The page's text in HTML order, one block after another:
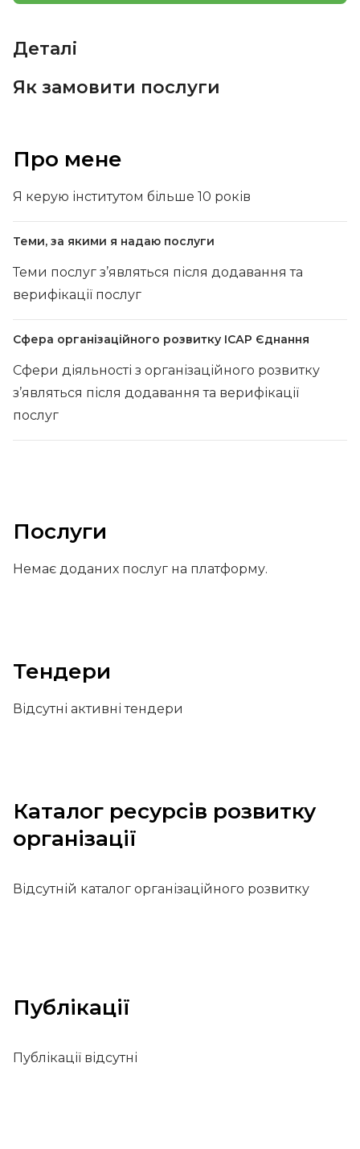
Про мене
Я керую інститутом більше 10 років
Теми, за якими я надаю послуги
Теми послуг з’являться після додавання та
верифікації послуг
Сфера організаційного розвитку ІСАР Єднання
Сфери діяльності з організаційного розвитку
з’являться після додавання та верифікації
послуг
Послуги
Немає доданих послуг на платформу.
Тендери
Відсутні активні тендери
Каталог ресурсів розвитку
організації
Відсутній каталог організаційного розвитку
Публікації
Публікації відсутні
Деталі
Як замовити послуги